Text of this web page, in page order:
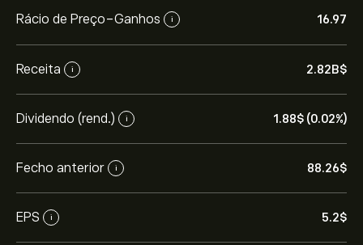
Rácio de Preço-Ganhos i 16.97
Receita i 2.82B‎$‎
Dividendo (rend.) i 1.88‎$‎ (0.02%)
Fecho anterior i 88.26‎$‎
EPS i 5.2‎$‎